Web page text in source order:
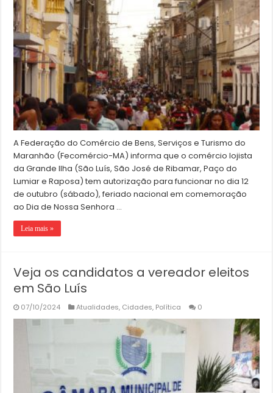
A Federação do Comércio de Bens, Serviços e Turismo do
Maranhão (Fecomércio-MA) informa que o comércio lojista
da Grande Ilha (São Luís, São José de Ribamar, Paço do
Lumiar e Raposa) tem autorização para funcionar no dia 12
de outubro (sábado), feriado nacional em comemoração
ao Dia de Nossa Senhora …
Leia mais »
Veja os candidatos a vereador eleitos
em São Luís
07/10/2024 Atualidades, Cidades, Política 0